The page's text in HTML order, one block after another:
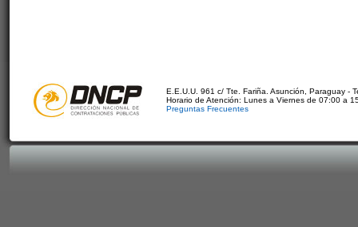
E.E.U.U. 961 c/ Tte. Fariña. Asunción, Paraguay -
Horario de Atención: Lunes a Viernes de 07:00 a
Preguntas Frecuentes